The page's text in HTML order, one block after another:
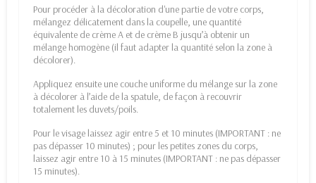
Pour procéder à la décoloration d'une partie de votre corps,
mélangez délicatement dans la coupelle, une quantité
équivalente de crème A et de crème B jusqu’à obtenir un
mélange homogène (il faut adapter la quantité selon la zone à
décolorer).
Appliquez ensuite une couche uniforme du mélange sur la zone
à décolorer à l’aide de la spatule, de façon à recouvrir
totalement les duvets/poils.
Pour le visage laissez agir entre 5 et 10 minutes (IMPORTANT : ne
pas dépasser 10 minutes) ; pour les petites zones du corps,
laissez agir entre 10 à 15 minutes (IMPORTANT : ne pas dépasser
15 minutes).